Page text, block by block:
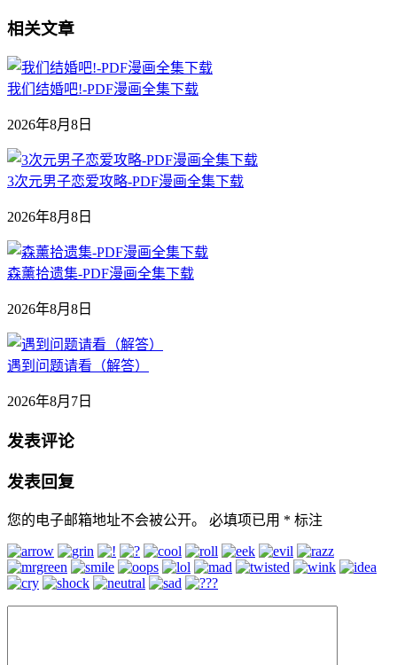
相关文章
我们结婚吧!-PDF漫画全集下载
2026年8月8日
3次元男子恋爱攻略-PDF漫画全集下载
2026年8月8日
森薰拾遗集-PDF漫画全集下载
2026年8月8日
遇到问题请看（解答）
2026年8月7日
发表评论
发表回复
您的电子邮箱地址不会被公开。 必填项已用 * 标注